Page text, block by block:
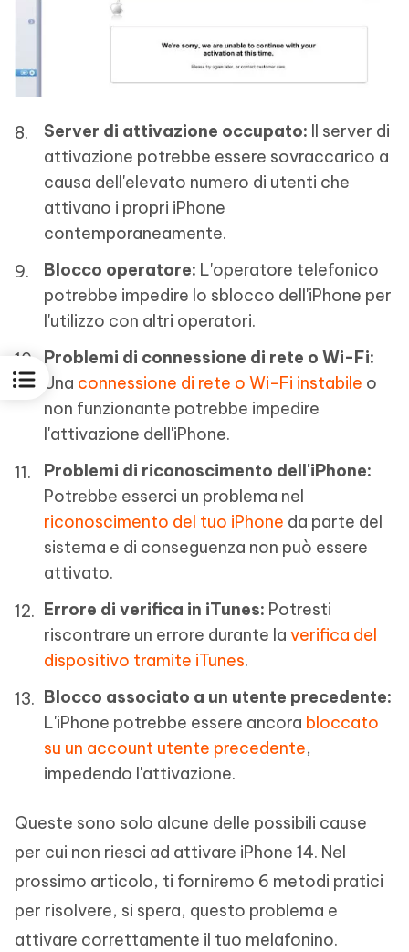
Server di attivazione occupato: Il server di
attivazione potrebbe essere sovraccarico a
causa dell'elevato numero di utenti che
attivano i propri iPhone
contemporaneamente.
Blocco operatore: L'operatore telefonico
potrebbe impedire lo sblocco dell'iPhone per
l'utilizzo con altri operatori.
Problemi di connessione di rete o Wi-Fi:
Una connessione di rete o Wi-Fi instabile o
non funzionante potrebbe impedire
l'attivazione dell'iPhone.
Problemi di riconoscimento dell'iPhone:
Potrebbe esserci un problema nel
riconoscimento del tuo iPhone da parte del
sistema e di conseguenza non può essere
attivato.
Errore di verifica in iTunes: Potresti
riscontrare un errore durante la verifica del
dispositivo tramite iTunes.
Blocco associato a un utente precedente:
L'iPhone potrebbe essere ancora bloccato
su un account utente precedente,
impedendo l'attivazione.
Queste sono solo alcune delle possibili cause
per cui non riesci ad attivare iPhone 14. Nel
prossimo articolo, ti forniremo 6 metodi pratici
per risolvere, si spera, questo problema e
attivare correttamente il tuo melafonino.